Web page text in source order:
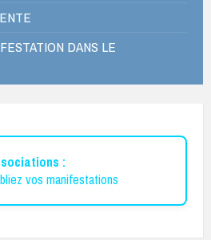
DANS LE
:
vos manifestations